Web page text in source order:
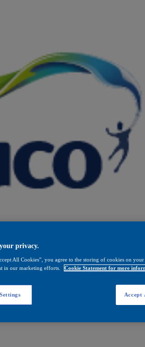
privacy.
All Cookies”, you agree to the storing of cookies on
in our marketing efforts.
Cookie Statement for more
Accept